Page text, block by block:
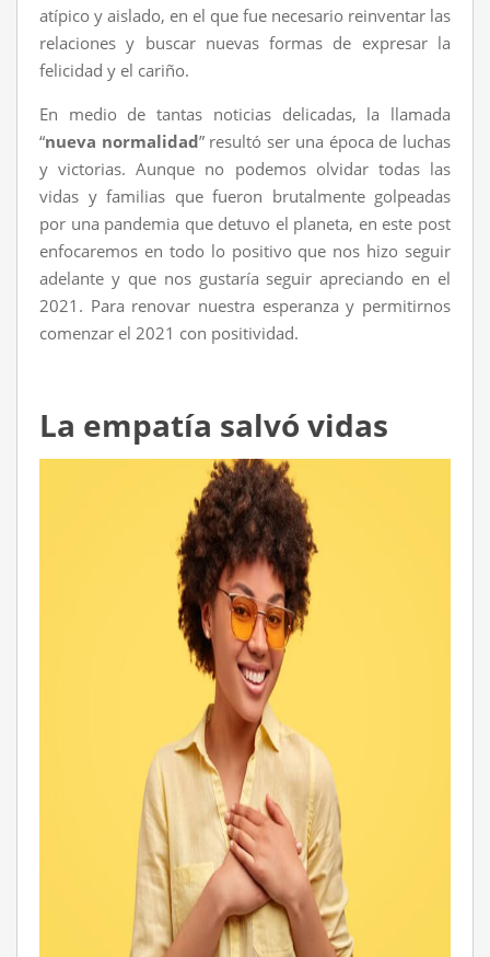
atípico y aislado, en el que fue necesario reinventar las
relaciones y buscar nuevas formas de expresar la
felicidad y el cariño.
En medio de tantas noticias delicadas, la llamada
“nueva normalidad” resultó ser una época de luchas
y victorias. Aunque no podemos olvidar todas las
vidas y familias que fueron brutalmente golpeadas
por una pandemia que detuvo el planeta, en este post
enfocaremos en todo lo positivo que nos hizo seguir
adelante y que nos gustaría seguir apreciando en el
2021. Para renovar nuestra esperanza y permitirnos
comenzar el 2021 con positividad.
La empatía salvó vidas